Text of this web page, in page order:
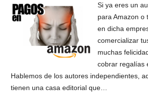
Si ya eres un
para Amazon o
en dicha
comercializar
muchas
cobrar regalías
Hablemos de los autores independientes,
tienen una casa editorial que…